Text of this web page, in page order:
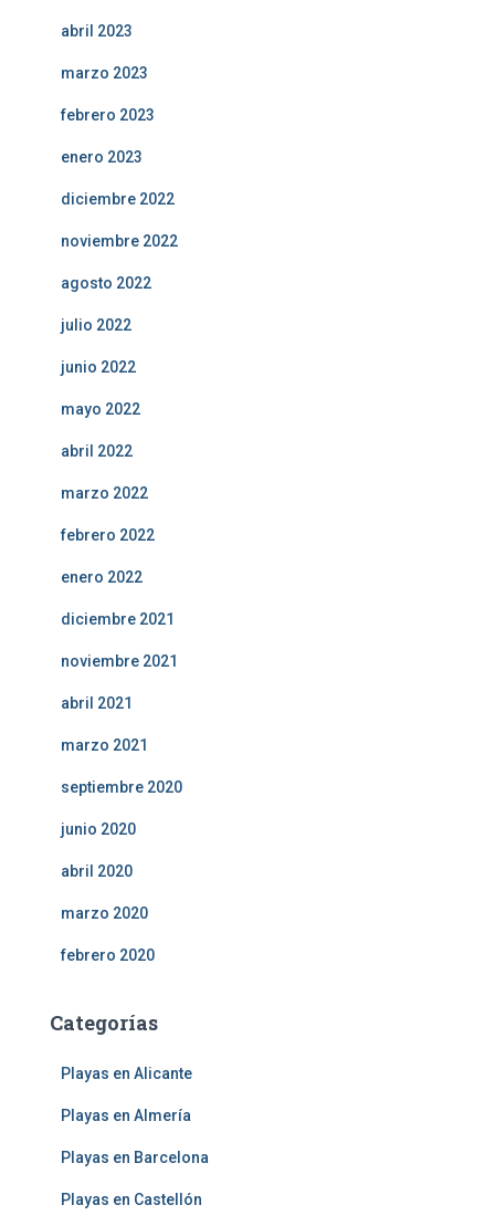
abril 2023
marzo 2023
febrero 2023
enero 2023
diciembre 2022
noviembre 2022
agosto 2022
julio 2022
junio 2022
mayo 2022
abril 2022
marzo 2022
febrero 2022
enero 2022
diciembre 2021
noviembre 2021
abril 2021
marzo 2021
septiembre 2020
junio 2020
abril 2020
marzo 2020
febrero 2020
Categorías
Playas en Alicante
Playas en Almería
Playas en Barcelona
Playas en Castellón